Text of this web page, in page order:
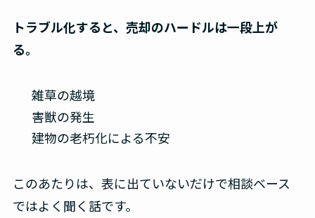
トラブル化すると、売却のハードルは一段上が
る。
雑草の越境
害獣の発生
建物の老朽化による不安
このあたりは、表に出ていないだけで相談ベース
ではよく聞く話です。